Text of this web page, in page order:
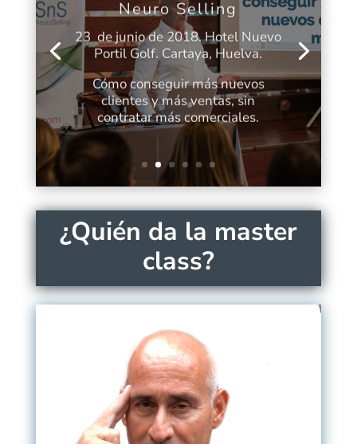
Neuro Selling
23 de junio de 2018. Hotel Nuevo
Portil Golf. Cartaya, Huelva.
Cómo conseguir más nuevos
clientes y más ventas, sin
contratar más comerciales.
¿Quién da la master
class?